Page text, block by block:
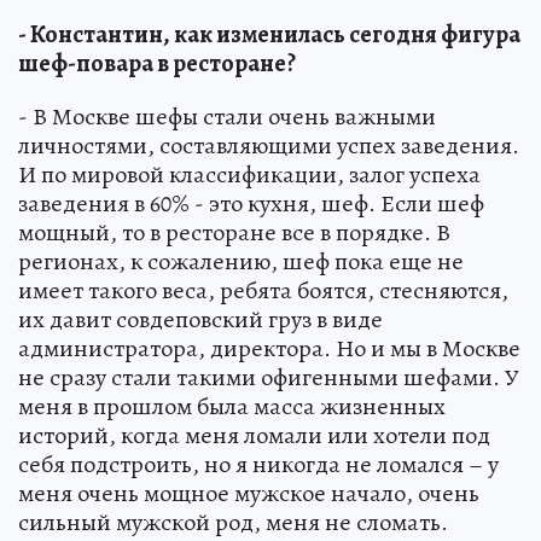
- Константин, как изменилась сегодня фигура
шеф-повара в ресторане?
- В Москве шефы стали очень важными
личностями, составляющими успех заведения.
И по мировой классификации, залог успеха
заведения в 60% - это кухня, шеф. Если шеф
мощный, то в ресторане все в порядке. В
регионах, к сожалению, шеф пока еще не
имеет такого веса, ребята боятся, стесняются,
их давит совдеповский груз в виде
администратора, директора. Но и мы в Москве
не сразу стали такими офигенными шефами. У
меня в прошлом была масса жизненных
историй, когда меня ломали или хотели под
себя подстроить, но я никогда не ломался – у
меня очень мощное мужское начало, очень
сильный мужской род, меня не сломать.